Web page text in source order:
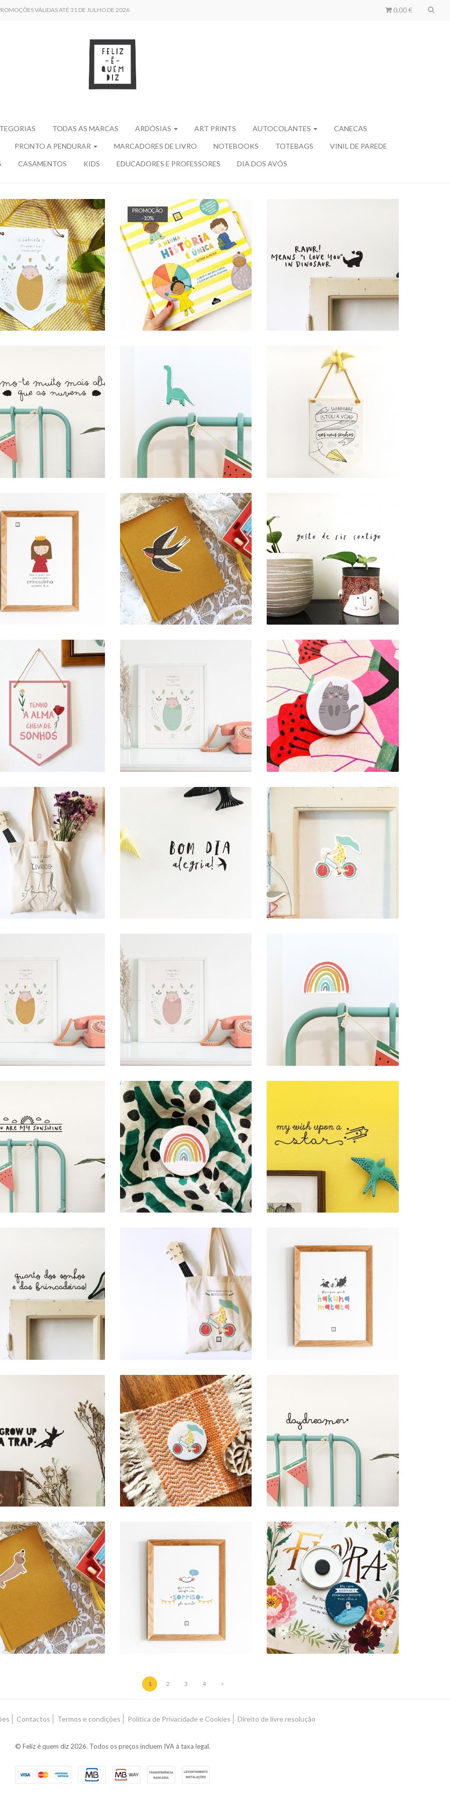
VÁLIDAS ATÉ 31 DE JULHO DE 2026 0,00 €
TODAS AS MARCAS ARDÓSIAS ART PRINTS AUTOCOLANTES CANECAS
PRONTO A PENDURAR MARCADORES DE LIVRO NOTEBOOKS TOTEBAGS VINIL DE PAREDE
CASAMENTOS KIDS EDUCADORES E PROFESSORES DIA DOS AVÓS
BANDEIROLA . O
MUNDO É MAIS
CONTIGO -
COM
NOME
12,00 €
PROMOÇÃO
-10%
LIVRO-ÁLBUM "A
MINHA HISTÓRIA É
ÚNICA"
14,83 € 16,48 €
VINIL DE PAREDE .
RAWR!
6,00 €
VINIL DE PAREDE .
TE MAIS ALTO
QUE AS NUVENS
7,00 € — 12,00 €
AUTOCOLANTE
RECORTADO .
DINOSSAURO (VERDE E
AMARELO)
2,00 €
BANDEIROLA . VOAR
NOS SONHOS
10,00 €
ART PRINT .
PRINCESINHA
1,00 € — 2,00 €
AUTOCOLANTE
RECORTADO .
ANDORINHA #2
VINIL DE PAREDE . RIR
CONTIGO
7,00 €
. ALMA
DE SONHOS
10,00 €
ART PRINT .
NASCIMENTO VERDE
ÁGUA
(PERSONALIZADO)
7,00 € — 17,00 €
CRACHÁ MINI . GATO
2,00 €
TOTEBAG . LIVROS
10,00 €
BOM DIA
6,00 €
RECORTADO .
BICICLETA MELANCIA
2,00 €
ART PRINT .
NASCIMENTO
AMARELO
7,00 € — 17,00 €
ART PRINT .
NASCIMENTO ROSA
(PERSONALIZADO)
7,00 € — 17,00 €
AUTOCOLANTE
RECORTADO . ARCO-
ÍRIS
2,00 €
VINIL DE PAREDE .
SUNSHINE
CRACHÁ MINI . ARCO-
ÍRIS
2,00 €
VINIL DE PAREDE .
WISH
VINIL DE PAREDE .
DOS SONHOS
TOTEBAG . BICICLETA
10,00 €
ART PRINT . HAKUNA
MATATA
1,00 € — 2,00 €
VINIL DE PAREDE .
DON'T GROW UP
CRACHÁ MINI .
BICICLETA
2,00 €
VINIL DE PAREDE .
DAYDREAMER
6,00 €
AUTOCOLANTE
. CÃO
ART PRINT . SORRISO
PELA MANHÃ
1,00 € — 2,00 €
CRACHÁ / ÍMAN .
ESSENCIAL
3,00 €
1 2 3 4 >
Contactos Termos e condições Política de Privacidade e Cookies Direito de livre resolução
© Feliz é quem diz 2026. Todos os preços incluem IVA à taxa legal.